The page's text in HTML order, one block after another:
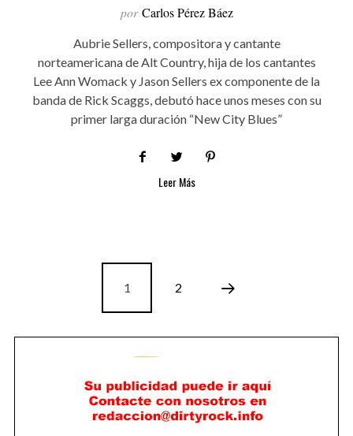
por Carlos Pérez Báez
Aubrie Sellers, compositora y cantante
norteamericana de Alt Country, hija de los cantantes
Lee Ann Womack y Jason Sellers ex componente de la
banda de Rick Scaggs, debutó hace unos meses con su
primer larga duración “New City Blues”
Leer Más
1 2